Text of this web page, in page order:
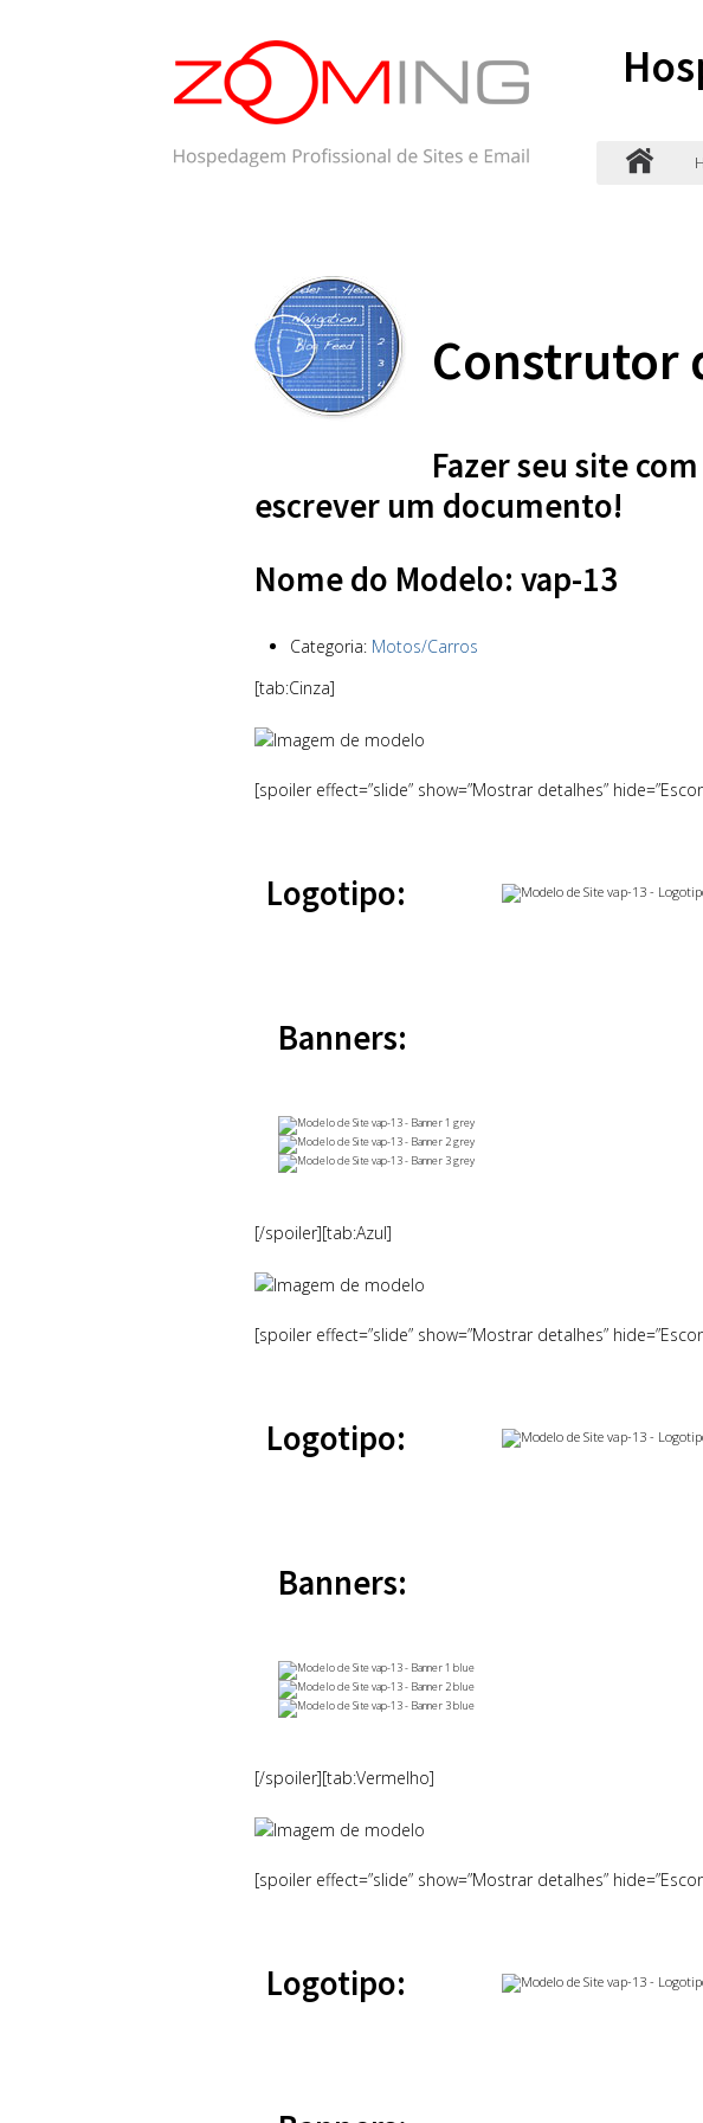
Construtor
Fazer seu site
escrever um documento!
Nome do Modelo: vap-13
Categoria: Motos/Carros
[tab:Cinza]
[spoiler effect=”slide” show=”Mostrar detalhes”
Logotipo:
Banners:
[/spoiler][tab:Azul]
[spoiler effect=”slide” show=”Mostrar detalhes”
Logotipo:
Banners:
[/spoiler][tab:Vermelho]
[spoiler effect=”slide” show=”Mostrar detalhes”
Logotipo: